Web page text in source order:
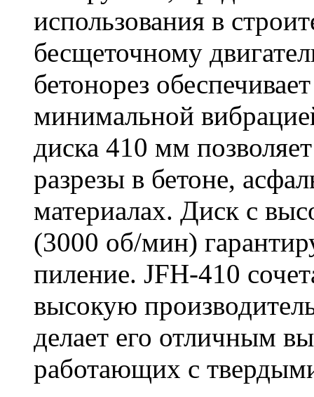
использования в
бесщеточному
бетонорез
минимальной
диска 410 мм
разрезы в бетоне,
материалах. Диск с
(3000 об/мин)
пиление. JFH-410
высокую
делает его отличным
работающих с